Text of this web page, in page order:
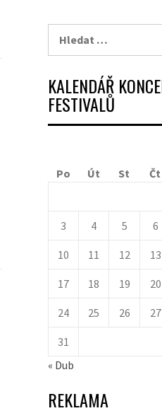
KALENDÁŘ
FESTIVALŮ
Po
Út St Čt
3 4 5 6
10 11 12 13
17 18 19 20
24 25 26 27
31
« Dub
REKLAMA